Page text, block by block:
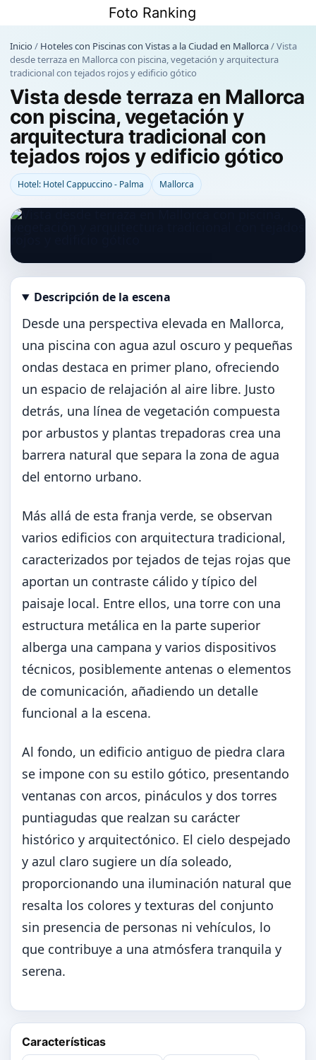
contenido
Foto Ranking
Inicio / Hoteles con Piscinas con Vistas a la Ciudad en Mallorca/Vista
desde terraza en Mallorca con piscina, vegetación y arquitectura
tradicional con tejados rojos y edificio gótico
Vista desde terraza en Mallorca
con piscina, vegetación y
arquitectura tradicional con
tejados rojos y edificio gótico
Hotel: Hotel Cappuccino - Palma Mallorca
Abrir imagen en tamaño completo
Descripción de la escena
Desde una perspectiva elevada en Mallorca,
una piscina con agua azul oscuro y pequeñas
ondas destaca en primer plano, ofreciendo
un espacio de relajación al aire libre. Justo
detrás, una línea de vegetación compuesta
por arbustos y plantas trepadoras crea una
barrera natural que separa la zona de agua
del entorno urbano.
Más allá de esta franja verde, se observan
varios edificios con arquitectura tradicional,
caracterizados por tejados de tejas rojas que
aportan un contraste cálido y típico del
paisaje local. Entre ellos, una torre con una
estructura metálica en la parte superior
alberga una campana y varios dispositivos
técnicos, posiblemente antenas o elementos
de comunicación, añadiendo un detalle
funcional a la escena.
Al fondo, un edificio antiguo de piedra clara
se impone con su estilo gótico, presentando
ventanas con arcos, pináculos y dos torres
puntiagudas que realzan su carácter
histórico y arquitectónico. El cielo despejado
y azul claro sugiere un día soleado,
proporcionando una iluminación natural que
resalta los colores y texturas del conjunto
sin presencia de personas ni vehículos, lo
que contribuye a una atmósfera tranquila y
serena.
Características